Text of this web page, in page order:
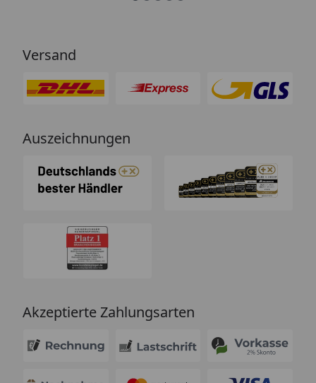
Versand
Auszeichnungen
Akzeptierte Zahlungsarten